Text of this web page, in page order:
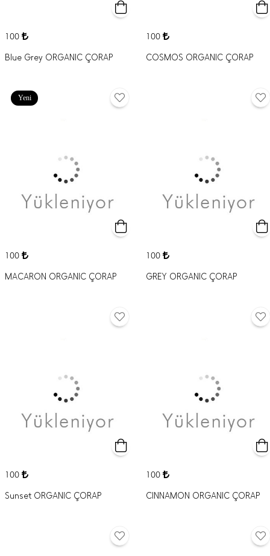
Blue Grey ORGANIC ÇORAP
100
COSMOS ORGANIC ÇORAP
100
MACARON ORGANIC ÇORAP
100
Yeni
GREY ORGANIC ÇORAP
100
Sunset ORGANIC ÇORAP
100
CINNAMON ORGANIC ÇORAP
100